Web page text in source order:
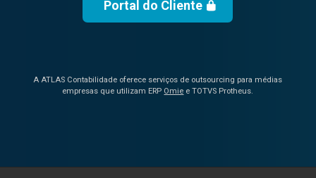
Portal do Cliente
A ATLAS Contabilidade oferece serviços de outsourcing para médias
empresas que utilizam ERP Omie e TOTVS Protheus.